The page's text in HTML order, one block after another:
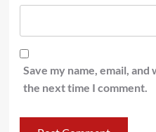
Save my name, email,
the next time I comment.